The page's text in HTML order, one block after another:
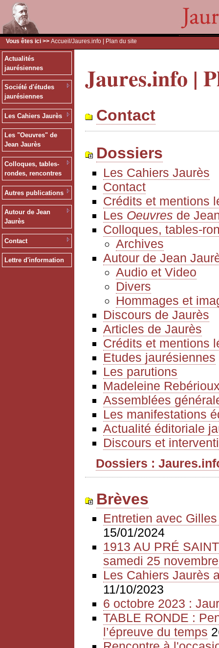
Vous êtes ici >> Accueil /Jaures.info | Plan du site
Actualités
jaurésiennes
Société d'études
jaurésiennes
Les Cahiers Jaurès
Les "Oeuvres" de
Jean Jaurès
Colloques, tables-
rondes, rencontres
Autres publications
Autour de Jean
Jaurès
Contact
Lettre d'information
Jaures.info |
Contact
Dossiers
Les Cahiers Jaurès
Contact
Crédits et mentions
Les Oeuvres de
Colloques, tables-
Archives
Autour de Jean
Audio et Video
Divers
Hommages et
Discours de Jaurès
Articles de Jaurès
Crédits et mentions
Etudes jaurésiennes
Les parutions
Madeleine
Assemblées
Les manifestations
Actualité éditoriale
Discours et
Dossiers :
Brèves
Entretien avec
15/01/2024
1913 AU PRÉ
samedi 25
Les Cahiers Jaurès
11/10/2023
6 octobre 2023 :
TABLE RONDE :
l’épreuve du temps